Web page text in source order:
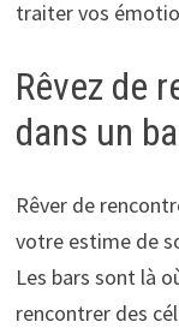
traiter vos
Rêvez de
dans un
Rêver de
votre estime de
Les bars sont là
rencontrer des